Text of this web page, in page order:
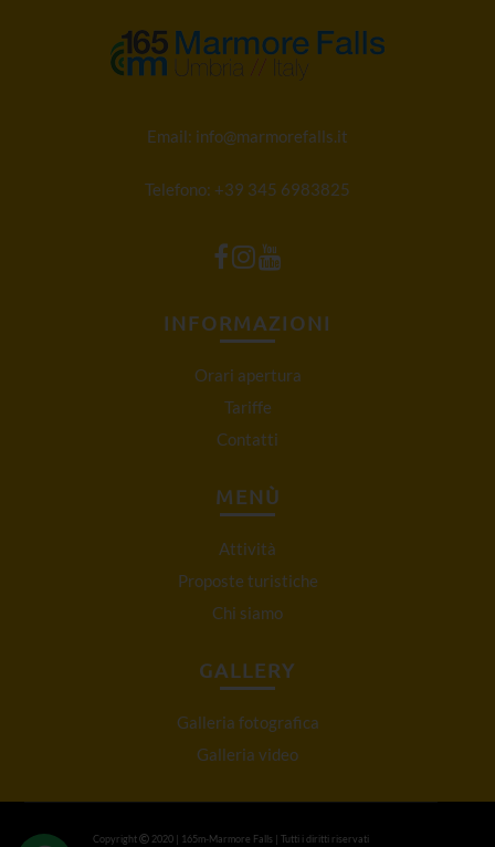
Email: info@marmorefalls.it
Telefono: +39 345 6983825
INFORMAZIONI
Orari apertura
Tariffe
Contatti
MENÙ
Attività
Proposte turistiche
Chi siamo
GALLERY
Galleria fotografica
Galleria video
Copyright 2020 | 165m-Marmore Falls | Tutti i diritti riservati